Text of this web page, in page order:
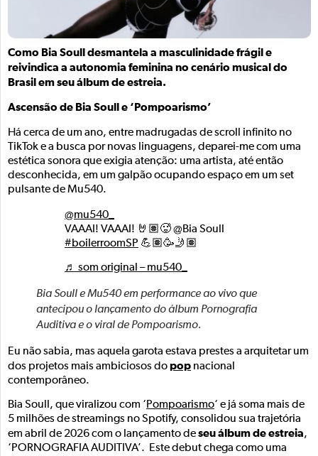
Como Bia Soull desmantela a masculinidade frágil e
reivindica a autonomia feminina no cenário musical do
Brasil em seu álbum de estreia.
Ascensão de Bia Soull e ‘Pompoarismo’
Há cerca de um ano, entre madrugadas de scroll infinito no
TikTok e a busca por novas linguagens, deparei-me com uma
estética sonora que exigia atenção: uma artista, até então
desconhecida, em um galpão ocupando espaço em um set
pulsante de Mu540.
@mu540_
VAAAI! VAAAI! 🤘🏽🥵 @Bia Soull
#boilerroomSP 💪🏽🥳🤳🏽
♬ som original – mu540_
Bia Soull e Mu540 em performance ao vivo que
antecipou o lançamento do álbum Pornografia
Auditiva e o viral de Pompoarismo.
Eu não sabia, mas aquela garota estava prestes a arquitetar um
dos projetos mais ambiciosos dopop nacional
contemporâneo.
Bia Soull, que viralizou com ‘Pompoarismo‘ e já soma mais de
5 milhões de streamings no Spotify, consolidou sua trajetória
em abril de 2026 com o lançamento deseu álbum de estreia,
‘PORNOGRAFIA AUDITIVA’. Este debut chega como uma